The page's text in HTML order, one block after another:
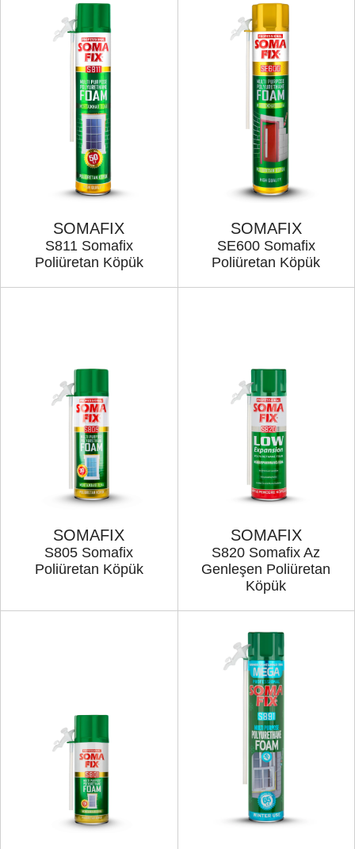
SOMAFIX
S811 Somafix
Poliüretan Köpük
SOMAFIX
SE600 Somafix
Poliüretan Köpük
SOMAFIX
S805 Somafix
Poliüretan Köpük
SOMAFIX
S820 Somafix Az
Genleşen Poliüretan
Köpük